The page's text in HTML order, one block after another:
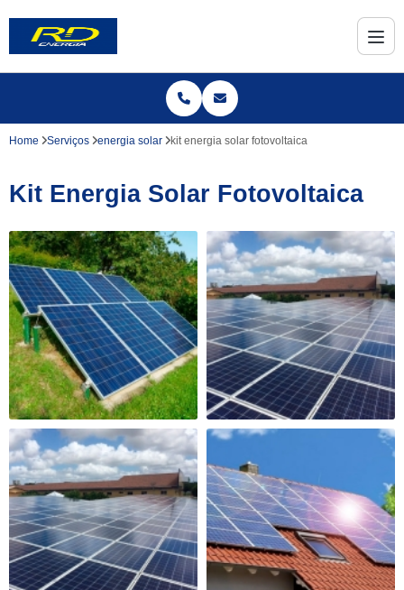
Home Serviços energia solar kit energia solar fotovoltaica
Kit Energia Solar Fotovoltaica